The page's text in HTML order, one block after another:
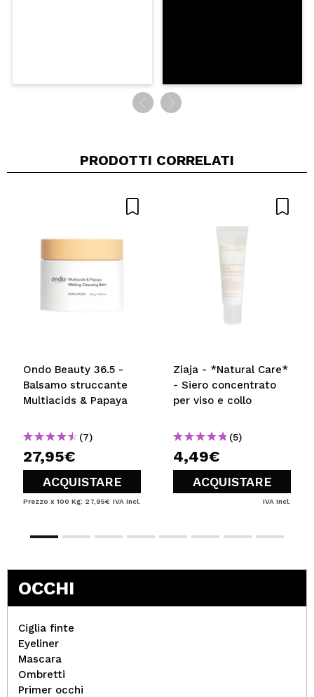
PRODOTTI CORRELATI
Ondo Beauty 36.5 -
Balsamo struccante
Multiacids & Papaya
(7)
27,95€
ACQUISTARE
Prezzo x 100 Kg: 27,95€ IVA Incl.
Ziaja - *Natural Care*
- Siero concentrato
per viso e collo
(5)
4,49€
ACQUISTARE
IVA Incl.
OCCHI
Ciglia finte
Eyeliner
Mascara
Ombretti
Primer occhi